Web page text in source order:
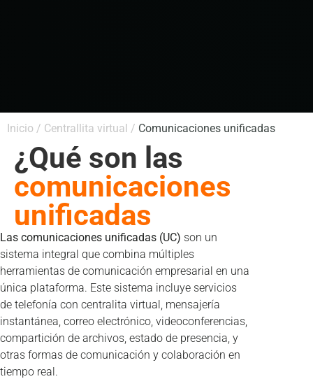
Inicio / Centrallita virtual / Comunicaciones unificadas
¿Qué son las
comunicaciones
unificadas
Las comunicaciones unificadas (UC) son un
sistema integral que combina múltiples
herramientas de comunicación empresarial en una
única plataforma. Este sistema incluye servicios
de telefonía con centralita virtual, mensajería
instantánea, correo electrónico, videoconferencias,
compartición de archivos, estado de presencia, y
otras formas de comunicación y colaboración en
tiempo real.